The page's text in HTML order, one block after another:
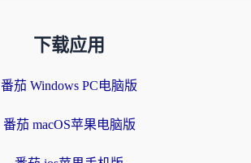
下载应用
番茄 Windows PC电脑版
番茄 macOS苹果电脑版